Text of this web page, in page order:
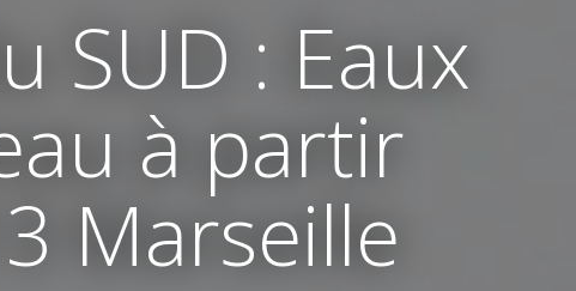
SUD : Eaux
à partir
Marseille